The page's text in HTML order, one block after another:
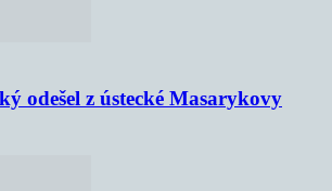
odešel z ústecké Masarykovy